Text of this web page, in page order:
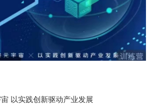
以实践创新驱动产业发展